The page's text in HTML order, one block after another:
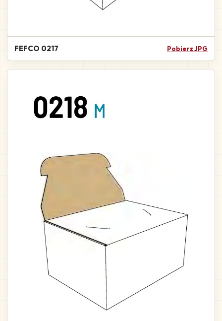
FEFCO 0217 Pobierz JPG